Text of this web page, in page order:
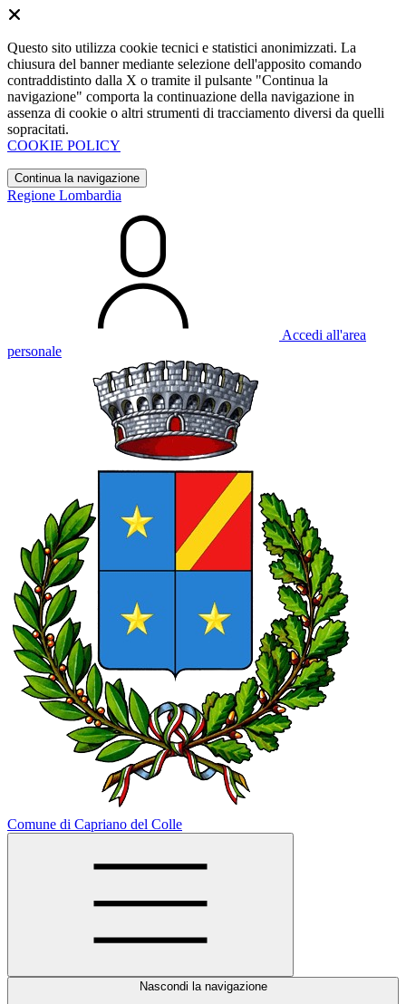
Questo sito utilizza cookie tecnici e statistici anonimizzati. La
chiusura del banner mediante selezione dell'apposito comando
contraddistinto dalla X o tramite il pulsante "Continua la
navigazione" comporta la continuazione della navigazione in
assenza di cookie o altri strumenti di tracciamento diversi da quelli
sopracitati.
COOKIE POLICY
Continua la navigazione
Regione Lombardia
Accedi all'area
personale
Comune di Capriano del Colle
Nascondi la navigazione